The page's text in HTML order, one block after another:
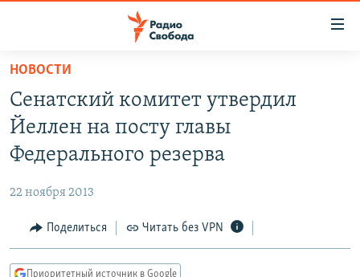
упрощенного
доступа
Вернуться
основному
Вернутся
ПОДКАСТЫ
АВТОРСКИЕ ПРОЕКТЫ
МНЕНИЯ
КУЛЬТУРА
НОВОСТИ
Сенатский комитет утвердил
Йеллен на посту главы
Федерального резерва
22 ноября 2013
Поделиться Читать без VPN
Приоритетный источник в Google